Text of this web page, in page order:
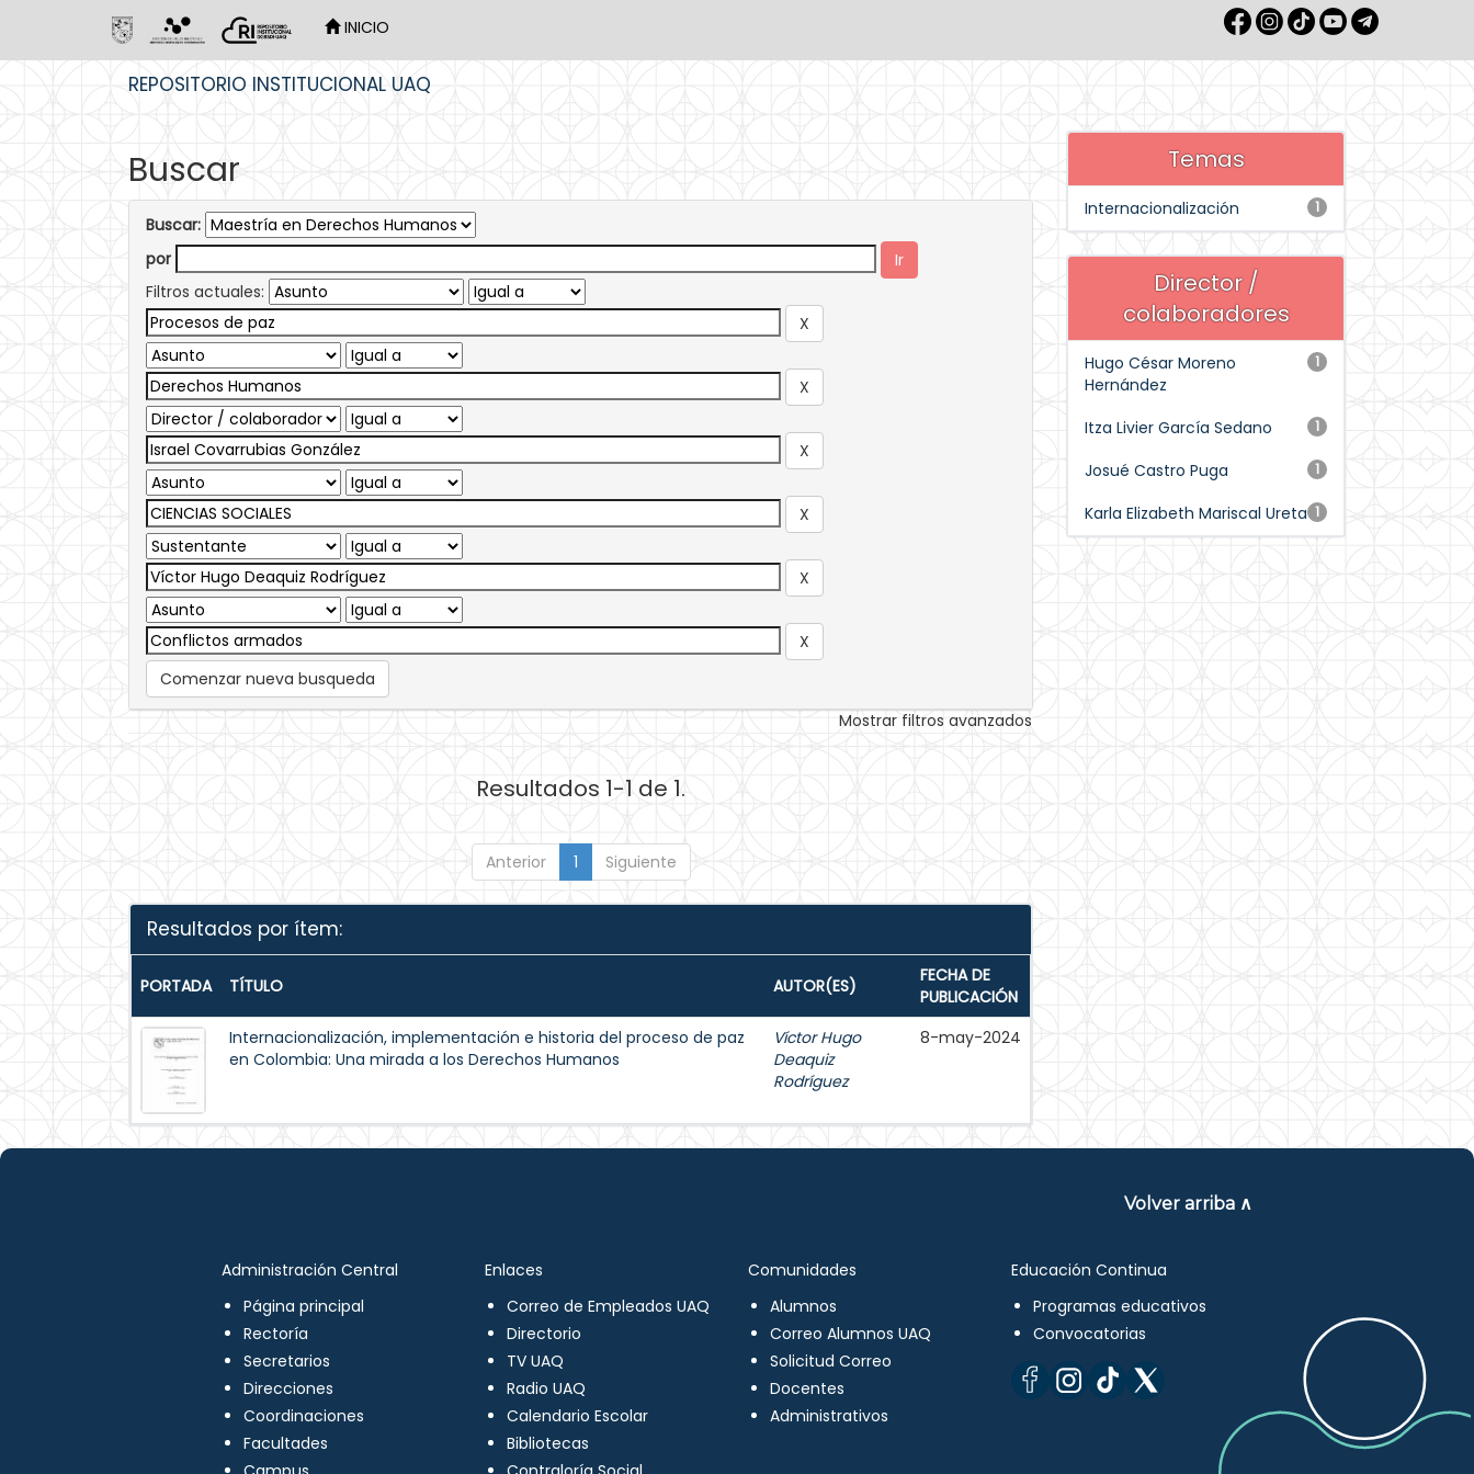
INICIO
REPOSITORIO INSTITUCIONAL UAQ
Buscar
Buscar:
por
Filtros actuales:
Comenzar nueva busqueda
Mostrar filtros avanzados
Resultados 1-1 de 1.
Anterior 1 Siguiente
Resultados por ítem:
PORTADA TÍTULO AUTOR(ES)
FECHA DE
PUBLICACIÓN
Internacionalización, implementación e historia del proceso de paz
en Colombia: Una mirada a los Derechos Humanos
Víctor Hugo
Deaquiz
Rodríguez
8-may-2024
Temas
1
Internacionalización
Director /
colaboradores
1
Hugo César Moreno
Hernández
1
Itza Livier García Sedano
1
Josué Castro Puga
1
Karla Elizabeth Mariscal Ureta
Volver arriba ∧
Administración Central
Página principal
Rectoría
Secretarios
Direcciones
Coordinaciones
Facultades
Enlaces
Correo de Empleados UAQ
Directorio
TV UAQ
Radio UAQ
Calendario Escolar
Bibliotecas
Comunidades
Alumnos
Correo Alumnos UAQ
Solicitud Correo
Docentes
Administrativos
Educación Continua
Programas educativos
Convocatorias